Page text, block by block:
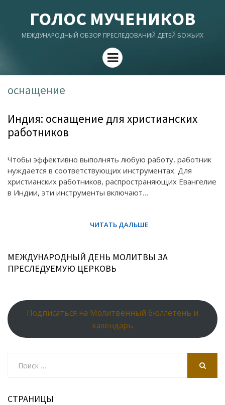
ГОЛОС МУЧЕНИКОВ
МЕЖДУНАРОДНЫЙ ОБЗОР ПРЕСЛЕДОВАНИЙ ДЕТЕЙ БОЖЬИХ
Menu
оснащение
Индия: оснащение для христианских
работников
Чтобы эффективно выполнять любую работу, работник
нуждается в соответствующих инструментах. Для
христианских работников, распространяющих Евангелие
в Индии, эти инструменты включают…
МЕЖДУНАРОДНЫЙ ДЕНЬ МОЛИТВЫ ЗА
ПРЕСЛЕДУЕМУЮ ЦЕРКОВЬ
Подписаться на Молитвенный бюллетень и
календарь
СТРАНИЦЫ